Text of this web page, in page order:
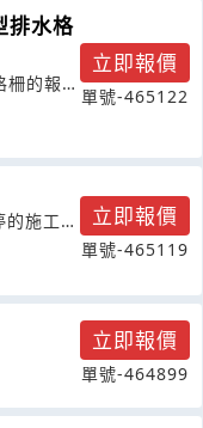
排水格
的報價
立即報價
單號-465122
施工電
立即報價
單號-465119
立即報價
單號-464899